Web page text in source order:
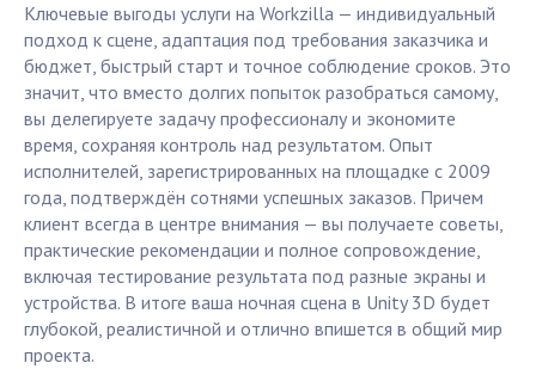
Ключевые выгоды услуги на Workzilla — индивидуальный
подход к сцене, адаптация под требования заказчика и
бюджет, быстрый старт и точное соблюдение сроков. Это
значит, что вместо долгих попыток разобраться самому,
вы делегируете задачу профессионалу и экономите
время, сохраняя контроль над результатом. Опыт
исполнителей, зарегистрированных на площадке с 2009
года, подтверждён сотнями успешных заказов. Причем
клиент всегда в центре внимания — вы получаете советы,
практические рекомендации и полное сопровождение,
включая тестирование результата под разные экраны и
устройства. В итоге ваша ночная сцена в Unity 3D будет
глубокой, реалистичной и отлично впишется в общий мир
проекта.